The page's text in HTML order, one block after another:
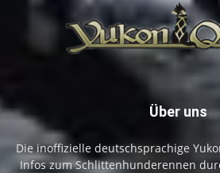
Über uns
Die inoffizielle deutschsprachige
Infos zum Schlittenhunderennen